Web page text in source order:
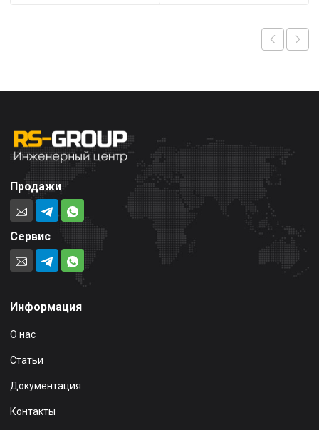
Продажи
Сервис
Информация
О нас
Статьи
Документация
Контакты